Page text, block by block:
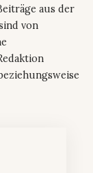
aus der
von